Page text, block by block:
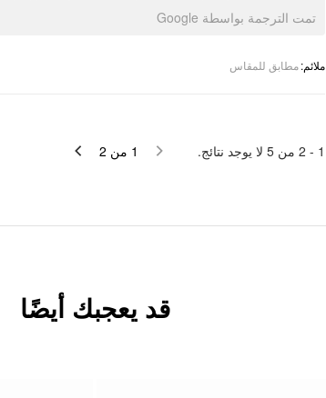
تمت الترجمة بواسطة Google
ملائم:مطابق للمقاس
1 -
2 من 5 لا يوجد نتائج. 1 من 2
قد يعجبك أيضًا